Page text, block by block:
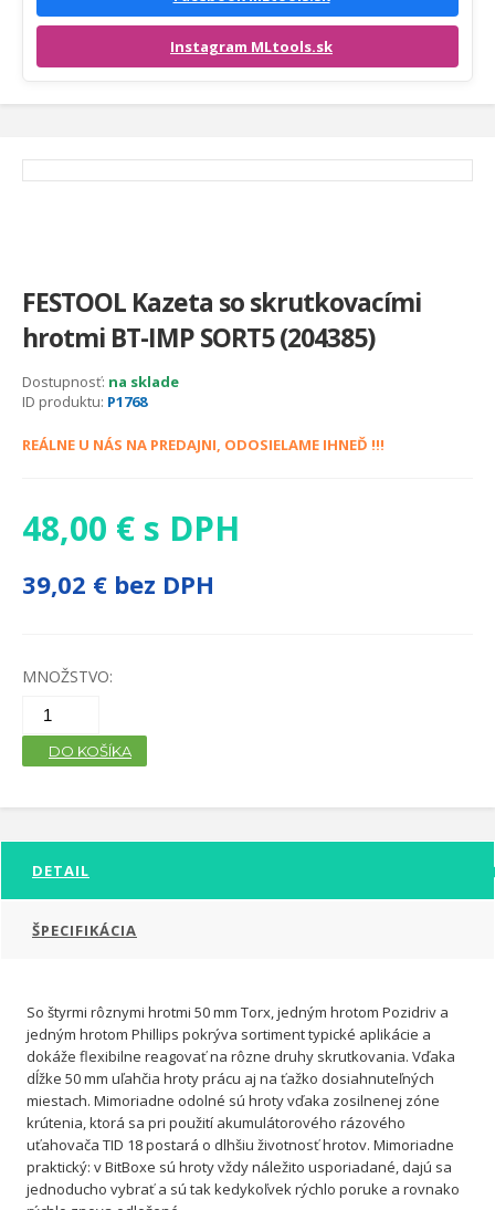
Instagram MLtools.sk
FESTOOL Kazeta so skrutkovacími
hrotmi BT-IMP SORT5 (204385)
Dostupnosť: na sklade
ID produktu: P1768
REÁLNE U NÁS NA PREDAJNI, ODOSIELAME IHNEĎ !!!
48,00 € s DPH
39,02 € bez DPH
MNOŽSTVO:
DO KOŠÍKA
DETAIL
ŠPECIFIKÁCIA
So štyrmi rôznymi hrotmi 50 mm Torx, jedným hrotom Pozidriv a
jedným hrotom Phillips pokrýva sortiment typické aplikácie a
dokáže flexibilne reagovať na rôzne druhy skrutkovania. Vďaka
dĺžke 50 mm uľahčia hroty prácu aj na ťažko dosiahnuteľných
miestach. Mimoriadne odolné sú hroty vďaka zosilnenej zóne
krútenia, ktorá sa pri použití akumulátorového rázového
uťahovača TID 18 postará o dlhšiu životnosť hrotov. Mimoriadne
praktický: v BitBoxe sú hroty vždy náležito usporiadané, dajú sa
jednoducho vybrať a sú tak kedykoľvek rýchlo poruke a rovnako